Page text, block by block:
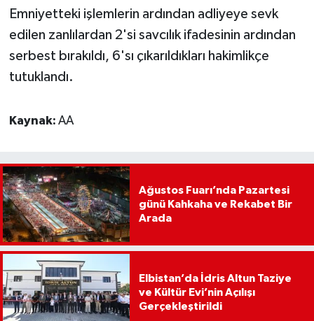
Emniyetteki işlemlerin ardından adliyeye sevk
edilen zanlılardan 2'si savcılık ifadesinin ardından
serbest bırakıldı, 6'sı çıkarıldıkları hakimlikçe
tutuklandı.
Kaynak: AA
Ağustos Fuarı’nda Pazartesi
günü Kahkaha ve Rekabet Bir
Arada
Elbistan’da İdris Altun Taziye
ve Kültür Evi’nin Açılışı
Gerçekleştirildi